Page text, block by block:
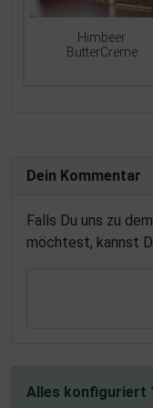
Himbeer
ButterCreme
Dein Kommentar
Falls Du uns zu
möchtest, kannst
Alles konfiguriert